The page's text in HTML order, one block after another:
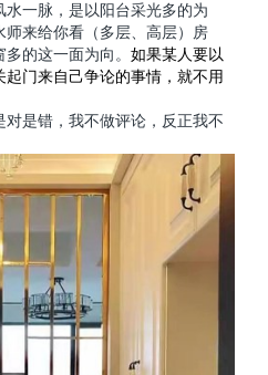
一脉，是以阳台采光多的为
来给你看（多层、高层）房
的这一面为向。 如果某人要以
门来自己争论的事情，就不用
是错，我不做评论，反正我不